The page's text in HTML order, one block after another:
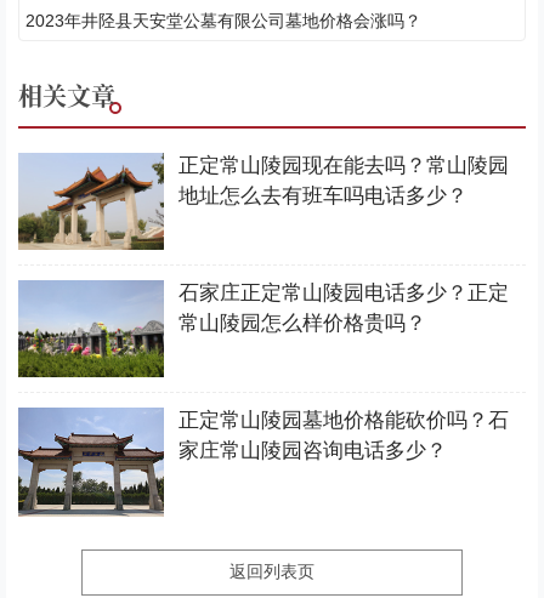
2023年井陉县天安堂公墓有限公司墓地价格会涨吗？
相关文章
正定常山陵园现在能去吗？常山陵园
地址怎么去有班车吗电话多少？
石家庄正定常山陵园电话多少？正定
常山陵园怎么样价格贵吗？
正定常山陵园墓地价格能砍价吗？石
家庄常山陵园咨询电话多少？
返回列表页